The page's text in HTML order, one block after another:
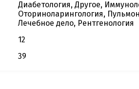
Диабетология, Другое,
Оториноларингология,
Лечебное дело, Рентгенология
12
39